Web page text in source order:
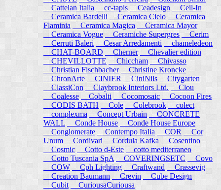
Cattelan Italia
cc-tapis Ceadesign
Ceil-In
Ceramica Bardelli
Ceramica Cielo
Ceramica
Flaminia
Ceramica Magica
Ceramica Mayor
Ceramica Vogue
Ceramiche Supergres Cerim
Cerruti Baleri
Cesar Arredamenti
chameledeon
CHAT-BOARD
Cherner
Chevalier edition
CHEVILLOTTE
Chiccham
Chivasso
Christian Fischbacher
Christine Kroncke
ChronArte
CINIER CiniNils
Citygarten
ClassiCon
Claybrook Interiors Ltd.
Clou
Coalesse
Cobalti Cocomosaic
Cocoon Fires
CODIS BATH
Cole Colebrook
colect
complexma
Concept Urbain
CONCRETE
WALL
Conde House
Conde House Europe
Conglomerate
Contempo Italia COR
Cor
Unum
Cordivari Cordula Kafka
Cosentino
Cosmic
Cotto d-Este
cotto mediterraneo
Cotto Tuscania SpA
COVERINGSETC
Covo
COW
Cph Lighting Craftwand
Crassevig
Creation Baumann
Crevin
Cube Design
Cubit
CuriousaCuriousa